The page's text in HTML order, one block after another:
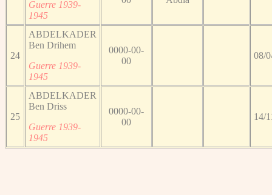
Guerre 1939-
1945
24
ABDELKADER
Ben Drihem
Guerre 1939-
1945
0000-00-
00
08/
25
ABDELKADER
Ben Driss
Guerre 1939-
1945
0000-00-
00
14/